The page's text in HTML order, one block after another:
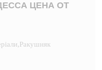
ЦЕНА ОТ
,Ракушняк